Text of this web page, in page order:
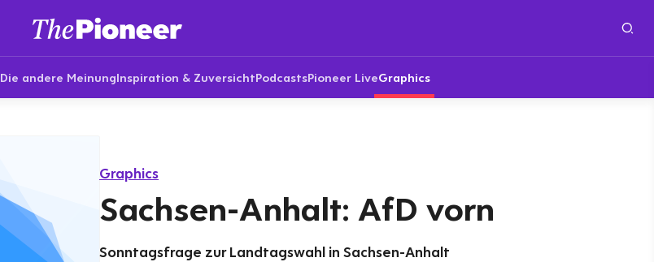
Die andere MeinungInspiration & ZuversichtPodcastsPioneer LiveGraphics
Graphics
Sachsen-Anhalt: AfD vorn
Sonntagsfrage zur Landtagswahl in Sachsen-Anhalt